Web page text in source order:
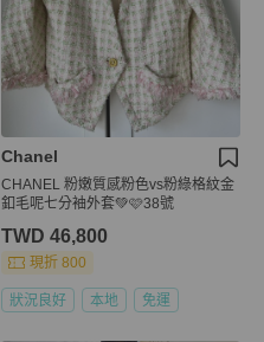
Chanel
CHANEL 粉嫩質感粉色vs粉綠格紋金
釦毛呢七分袖外套💚🩷38號
TWD 46,800
現折 800
狀況良好 本地 免運